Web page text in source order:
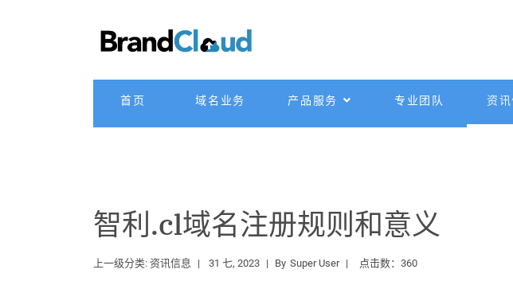
首页 域名业务 产品服务 专业团队 资讯
智利.cl域名注册规则和意义
上一级分类: 资讯信息 31 七, 2023 By Super User 点击数：360